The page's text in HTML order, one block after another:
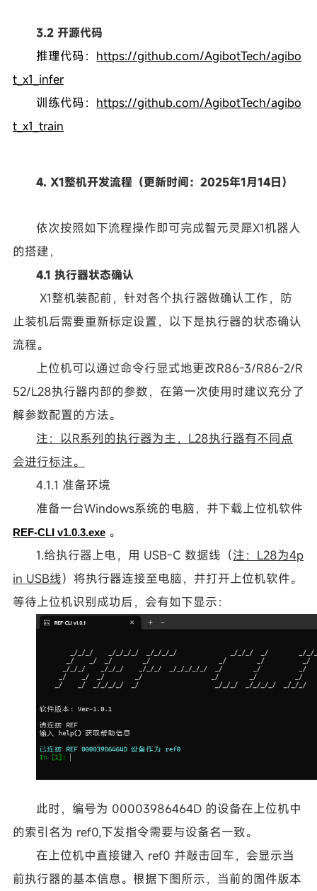
3.2 开源代码
推理代码： https://github.com/AgibotTech/agibo
t_x1_infer
训练代码： https://github.com/AgibotTech/agibo
t_x1_train
4. X1整机开发流程（更新时间：2025年1月14日）
依次按照如下流程操作即可完成智元灵犀X1机器人
的搭建，
4.1 执行器状态确认
X1整机装配前，针对各个执行器做确认工作，防
止装机后需要重新标定设置，以下是执行器的状态确认
流程。
上位机可以通过命令行显式地更改R86-3/R86-2/R
52/L28执行器内部的参数，在第一次使用时建议充分了
解参数配置的方法。
注：以R系列的执行器为主，L28执行器有不同点
会进行标注。
4.1.1 准备环境
准备一台Windows系统的电脑，并下载上位机软件
REF-CLI v1.0.3.exe。
1.给执行器上电，用 USB-C 数据线（注：L28为4p
in USB线）将执行器连接至电脑，并打开上位机软件。
等待上位机识别成功后，会有如下显示：
此时，编号为 00003986464D 的设备在上位机中
的索引名为 ref0,下发指令需要与设备名一致。
在上位机中直接键入 ref0 并敲击回车，会显示当
前执行器的基本信息。根据下图所示，当前的固件版本